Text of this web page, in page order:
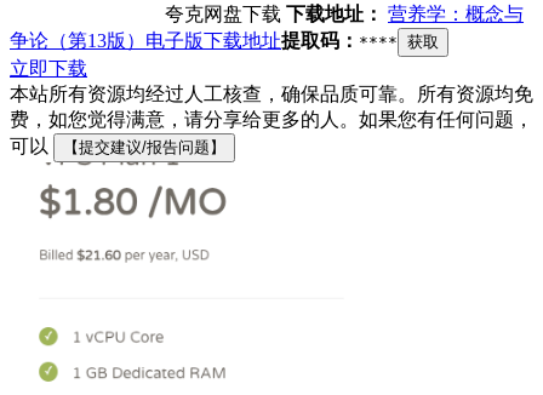
夸克网盘下载 下载地址： 营养学：概念与
争论（第13版）电子版下载地址提取码： **** 获取
立即下载
本站所有资源均经过人工核查，确保品质可靠。所有资源均免
费，如您觉得满意，请分享给更多的人。如果您有任何问题，
可以
【提交建议/报告问题】